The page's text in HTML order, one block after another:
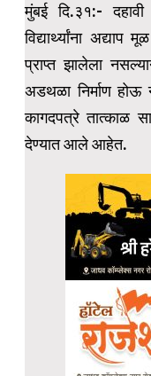
मुंबई दि.३१:-
विद्यार्थ्यांना
प्राप्त झालेला
अडथळा निर्माण होऊ
कागदपत्रे तात्काळ
देण्यात आले आहेत.